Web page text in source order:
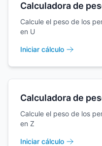
Calculadora de
Calcule el peso de los
en U
Iniciar cálculo
Calculadora de
Calcule el peso de los
en Z
Iniciar cálculo